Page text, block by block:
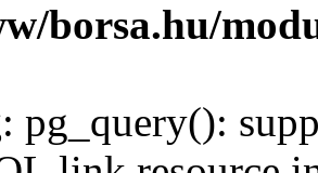
borsa.hu/
: pg_query():